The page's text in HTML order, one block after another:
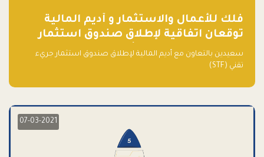
فلك للأعمال والاستثمار و أديم المالية
توقعان اتفاقية لإطلاق صندوق استثمار
جريء تقني (STF) - مشغل من قبل فـلك
سعيدين بالتعاون مع أديم المالية لإطلاق صندوق استثمار جريء
تقني (STF)
07-03-2021